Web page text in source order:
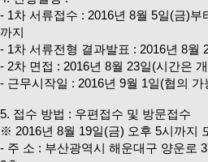
- 1차 서류접수 : 2016년 8월 5일(금)부
까지
- 1차 서류전형 결과발표 : 2016년 8월
- 2차 면접 : 2016년 8월 23일(시간은
- 근무시작일 : 2016년 9월 1일(협의 가
5. 접수 방법 : 우편접수 및 방문접수
※ 2016년 8월 19일(금) 오후 5시까지
- 주 소 : 부산광역시 해운대구 양운로